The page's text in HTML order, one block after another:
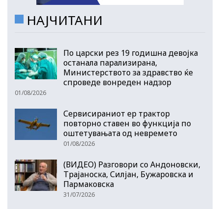
НАЈЧИТАНИ
По царски рез 19 годишна девојка
останала парализирана,
Министерството за здравство ќе
спроведе вонреден надзор
01/08/2026
Сервисираниот ер трактор
повторно ставен во функција по
оштетувањата од невремето
01/08/2026
(ВИДЕО) Разговори со Андоновски,
Трајаноска, Силјан, Бужаровска и
Пармаковска
31/07/2026